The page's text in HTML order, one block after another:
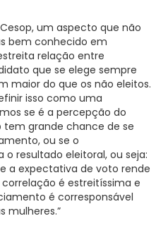
um aspecto que não
bem conhecido em
relação entre
que se elege sempre
maior do que os não eleitos.
isso como uma
se é a percepção do
grande chance de se
ou se o
resultado eleitoral, ou seja:
a expectativa de voto rende
é estreitíssima e
é corresponsável
mulheres.”